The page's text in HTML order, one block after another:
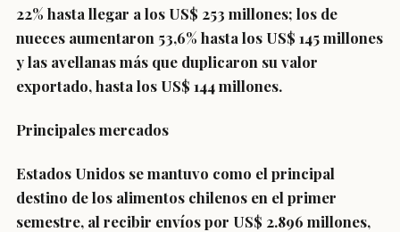
22% hasta llegar a los US$ 253 millones; los de
nueces aumentaron 53,6% hasta los US$ 145 millones
y las avellanas más que duplicaron su valor
exportado, hasta los US$ 144 millones.
Principales mercados
Estados Unidos se mantuvo como el principal
destino de los alimentos chilenos en el primer
semestre, al recibir envíos por US$ 2.896 millones,